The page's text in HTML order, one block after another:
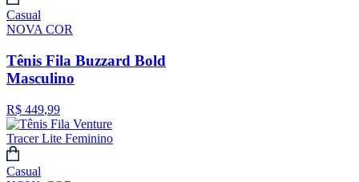
Casual
NOVA COR
Tênis Fila Buzzard Bold
Masculino
R$ 449,99
Casual